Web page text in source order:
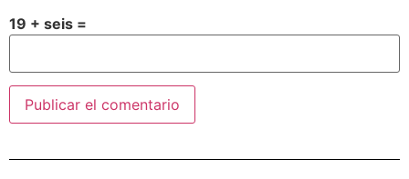
19 + seis =